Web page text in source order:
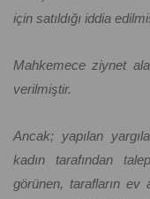
için satıldığı iddia
Mahkemece ziynet
verilmiştir.
Ancak; yapılan
kadın tarafından
görünen, tarafların ev